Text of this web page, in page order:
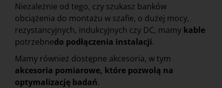
Zasoby
Kontakt
Kalendarz
Niezależnie od tego, czy szukasz banków
obciążenia do montażu w szafie, o dużej mocy,
rezystancyjnych, indukcyjnych czy DC, mamy kable
potrzebnedo podłączenia instalacji.
Mamy również dostępne akcesoria, w tym
akcesoria pomiarowe, które pozwolą na
optymalizację badań.